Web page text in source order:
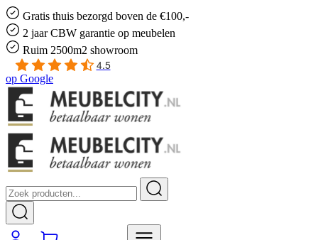
Gratis thuis bezorgd boven de €100,-
2 jaar CBW garantie op meubelen
Ruim 2500m2 showroom
4.5
op Google